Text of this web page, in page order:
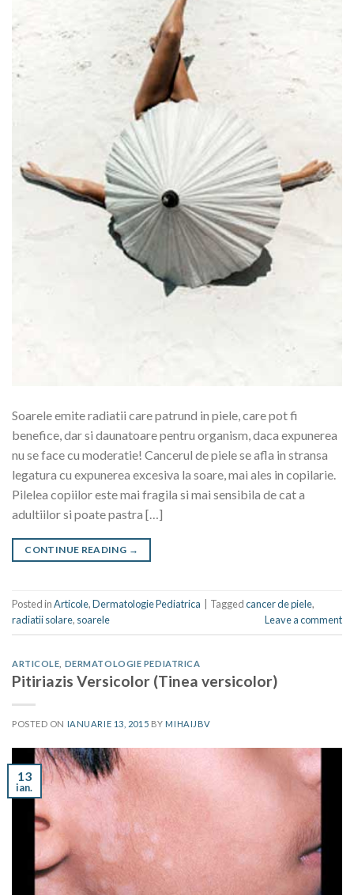
Soarele emite radiatii care patrund in piele, care pot fi
benefice, dar si daunatoare pentru organism, daca expunerea
nu se face cu moderatie! Cancerul de piele se afla in stransa
legatura cu expunerea excesiva la soare, mai ales in copilarie.
Pilelea copiilor este mai fragila si mai sensibila de cat a
adultiilor si poate pastra […]
CONTINUE READING →
Posted inArticole,Dermatologie Pediatrica Taggedcancer de piele,
radiatii solare, soarele Leave a comment
ARTICOLE DERMATOLOGIE PEDIATRICA
Pitiriazis Versicolor (Tinea versicolor)
POSTED ON IANUARIE 13, 2015 BYMIHAIJBV
13
ian.